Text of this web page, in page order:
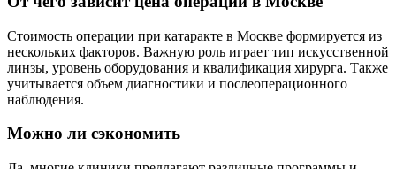
Стоимость операции при катаракте в Москве формируется из
нескольких факторов. Важную роль играет тип искусственной
линзы, уровень оборудования и квалификация хирурга. Также
учитывается объем диагностики и послеоперационного
наблюдения.
Можно ли сэкономить